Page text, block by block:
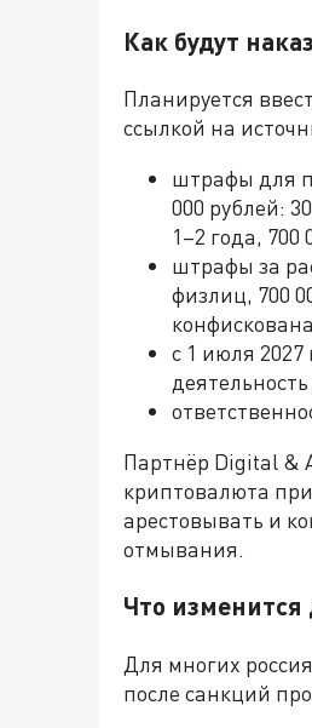
Как будут
Планируется
ссылкой на
штрафы для
000 рублей:
1–2 года, 700
штрафы за
физлиц, 700
с 1 июля 2027
Партнёр Digital &
криптовалюта
арестовывать и
отмывания.
Что изменится
Для многих
после санкций